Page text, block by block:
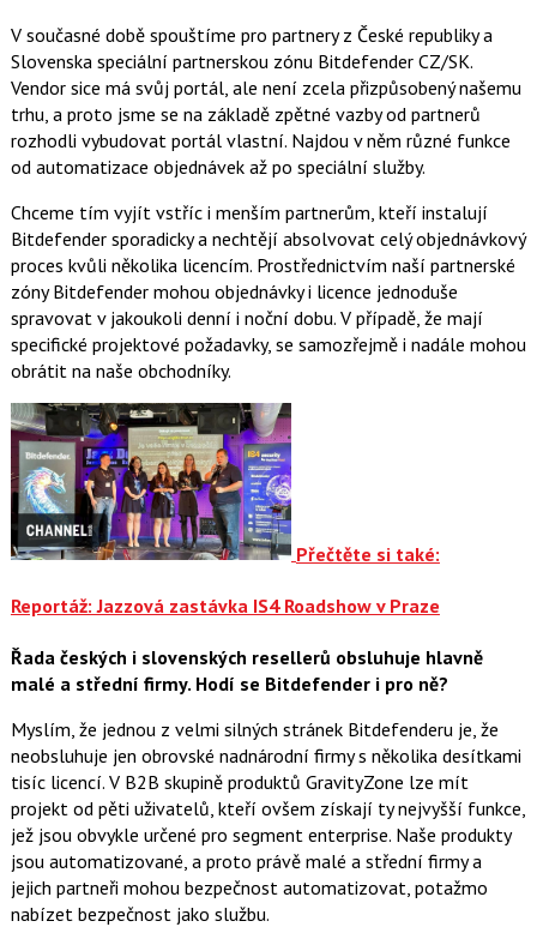
V současné době spouštíme pro partnery z České republiky a
Slovenska speciální partnerskou zónu Bitdefender CZ/SK.
Vendor sice má svůj portál, ale není zcela přizpůsobený našemu
trhu, a proto jsme se na základě zpětné vazby od partnerů
rozhodli vybudovat portál vlastní. Najdou v něm různé funkce
od automatizace objednávek až po speciální služby.
Chceme tím vyjít vstříc i menším partnerům, kteří instalují
Bitdefender sporadicky a nechtějí absolvovat celý objednávkový
proces kvůli několika licencím. Prostřednictvím naší partnerské
zóny Bitdefender mohou objednávky i licence jednoduše
spravovat v jakoukoli denní i noční dobu. V případě, že mají
specifické projektové požadavky, se samozřejmě i nadále mohou
obrátit na naše obchodníky.
Přečtěte si také:
Reportáž: Jazzová zastávka IS4 Roadshow v Praze
Řada českých i slovenských resellerů obsluhuje hlavně
malé a střední firmy. Hodí se Bitdefender i pro ně?
Myslím, že jednou z velmi silných stránek Bitdefenderu je, že
neobsluhuje jen obrovské nadnárodní firmy s několika desítkami
tisíc licencí. V B2B skupině produktů GravityZone lze mít
projekt od pěti uživatelů, kteří ovšem získají ty nejvyšší funkce,
jež jsou obvykle určené pro segment enterprise. Naše produkty
jsou automatizované, a proto právě malé a střední firmy a
jejich partneři mohou bezpečnost automatizovat, potažmo
nabízet bezpečnost jako službu.